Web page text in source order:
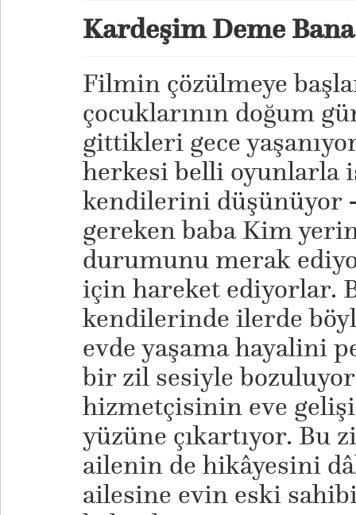
Kardeşim Deme Bana
Filmin çözülmeye
çocuklarının doğum
gittikleri gece
herkesi belli oyunlarla
kendilerini düşünüyor
gereken baba Kim
durumunu merak
için hareket ediyorlar.
kendilerinde ilerde
evde yaşama hayalini
bir zil sesiyle
hizmetçisinin eve
yüzüne çıkartıyor. Bu
ailenin de hikâyesini
ailesine evin eski